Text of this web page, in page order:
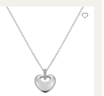
Praha 4 - Chodov
Chodov
800